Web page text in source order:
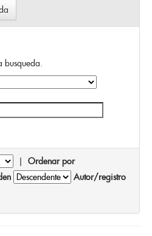
| Ordenar por
Autor/registro